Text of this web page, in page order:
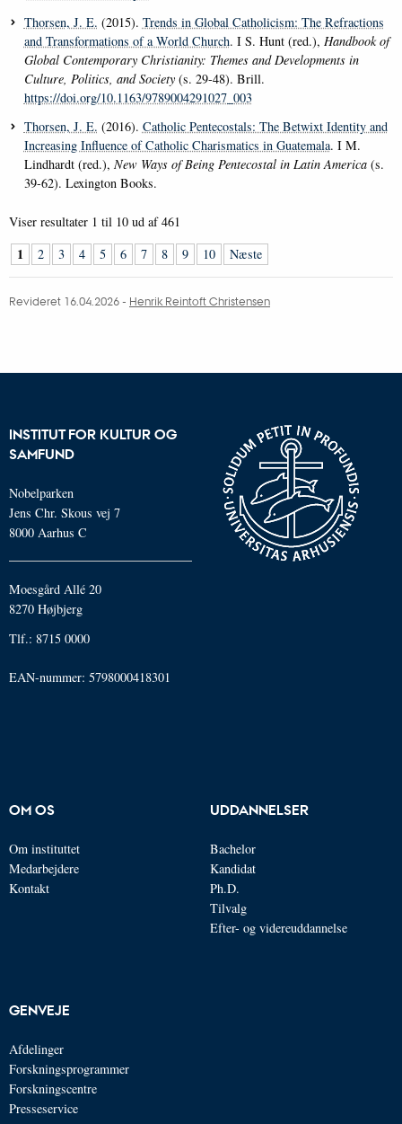
Thorsen, J. E. (2015). Trends in Global Catholicism: The Refractions
and Transformations of a World Church. I S. Hunt (red.), Handbook of
Global Contemporary Christianity: Themes and Developments in
Culture, Politics, and Society (s. 29-48). Brill.
https://doi.org/10.1163/9789004291027_003
Thorsen, J. E. (2016). Catholic Pentecostals: The Betwixt Identity and
Increasing Influence of Catholic Charismatics in Guatemala. I M.
Lindhardt (red.), New Ways of Being Pentecostal in Latin America (s.
39-62). Lexington Books.
Viser resultater 1 til 10 ud af461
1 2 3 4 5 6 7 8 9 10 Næste
Revideret 16.04.2026- Henrik Reintoft Christensen
INSTITUT FOR KULTUR OG
SAMFUND
Nobelparken
Jens Chr. Skous vej 7
8000 Aarhus C
Moesgård Allé 20
8270 Højbjerg
Tlf.: 8715 0000
EAN-nummer: 5798000418301
OM OS
Om instituttet
Medarbejdere
Kontakt
UDDANNELSER
Bachelor
Kandidat
Ph.D.
Tilvalg
Efter- og videreuddannelse
GENVEJE
Afdelinger
Forskningsprogrammer
Forskningscentre
Presseservice